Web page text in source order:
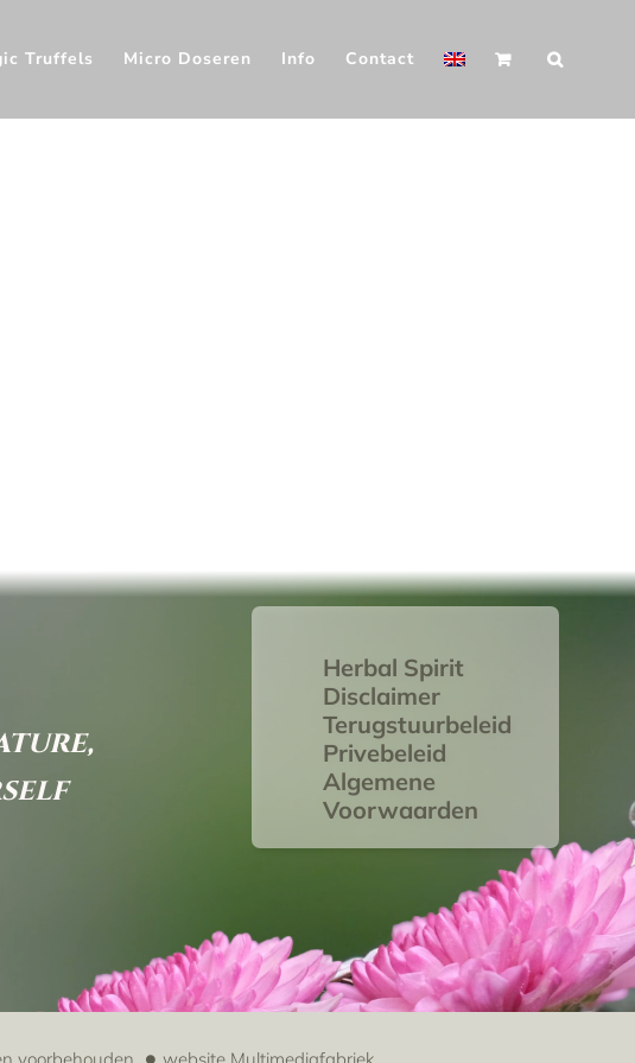
Truffels Micro Doseren Info Contact
Herbal Spirit
Disclaimer
Terugstuurbeleid
Privebeleid
Algemene
Voorwaarden